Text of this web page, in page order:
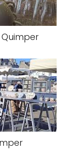
Quimper